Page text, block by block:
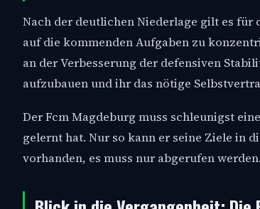
Nach der deutlichen Niederlage gilt es für
auf die kommenden Aufgaben zu
an der Verbesserung der defensiven
aufzubauen und ihr das nötige
Der Fcm Magdeburg muss schleunigst
gelernt hat. Nur so kann er seine Ziele in
vorhanden, es muss nur abgerufen werden.